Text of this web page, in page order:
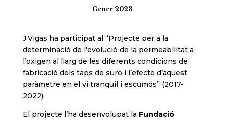
Gener 2023
J·Vigas ha participat al “Projecte per a la
determinació de l’evolució de la permeabilitat a
l’oxigen al llarg de les diferents condicions de
fabricació dels taps de suro i l’efecte d’aquest
paràmetre en el vi tranquil i escumós” (2017-
2022).
El projecte l’ha desenvolupat la Fundació